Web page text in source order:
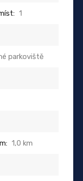
1
parkoviště
1,0 km